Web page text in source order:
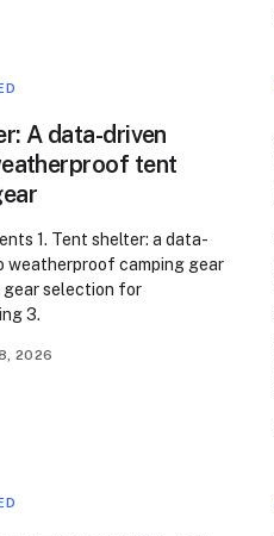
A data-driven
tent
1. Tent shelter: a data-
weatherproof camping gear
gear selection for
3.
2026